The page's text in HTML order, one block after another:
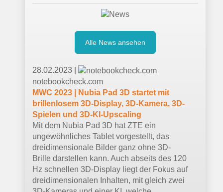
Alle News ansehen
28.02.2023 |
notebookcheck.com
MWC 2023 | Nubia Pad 3D startet mit
brillenlosem 3D-Display, 3D-Kamera, 3D-
Spielen und 3D-KI-Upscaling
Mit dem Nubia Pad 3D hat ZTE ein
ungewöhnliches Tablet vorgestellt, das
dreidimensionale Bilder ganz ohne 3D-
Brille darstellen kann. Auch abseits des 120
Hz schnellen 3D-Display liegt der Fokus auf
dreidimensionalen Inhalten, mit gleich zwei